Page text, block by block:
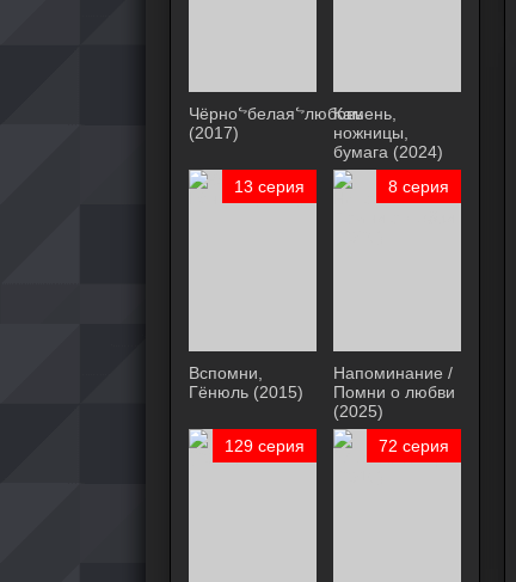
Чёрноᖦбелаяᖦлюбовь
(2017)
Камень,
ножницы,
бумага (2024)
13 серия
Вспомни,
Гёнюль (2015)
8 серия
Напоминание /
Помни о любви
(2025)
129 серия
72 серия